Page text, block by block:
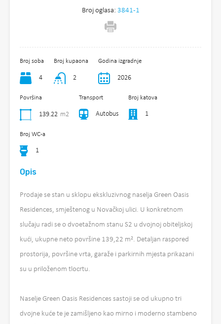
Broj oglasa: 3841-1
Broj soba
4
Broj kupaona
2
Godina izgradnje
2026
Površina
139.22 m2
Transport
Autobus
Broj katova
1
Broj WC-a
1
Opis
Prodaje se stan u sklopu ekskluzivnog naselja Green Oasis
Residences, smještenog u Novačkoj ulici. U konkretnom
slučaju radi se o dvoetažnom stanu S2 u dvojnoj obiteljskoj
kući, ukupne neto površine 139,22 m². Detaljan raspored
prostorija, površine vrta, garaže i parkirnih mjesta prikazani
su u priloženom tlocrtu.
Naselje Green Oasis Residences sastoji se od ukupno tri
dvojne kuće te je zamišljeno kao mirno i moderno stambeno